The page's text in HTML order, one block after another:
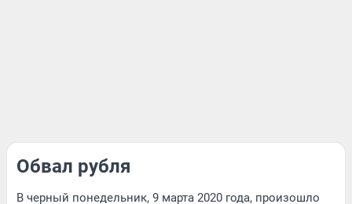
Обвал рубля
В черный понедельник, 9 марта 2020 года, произошло